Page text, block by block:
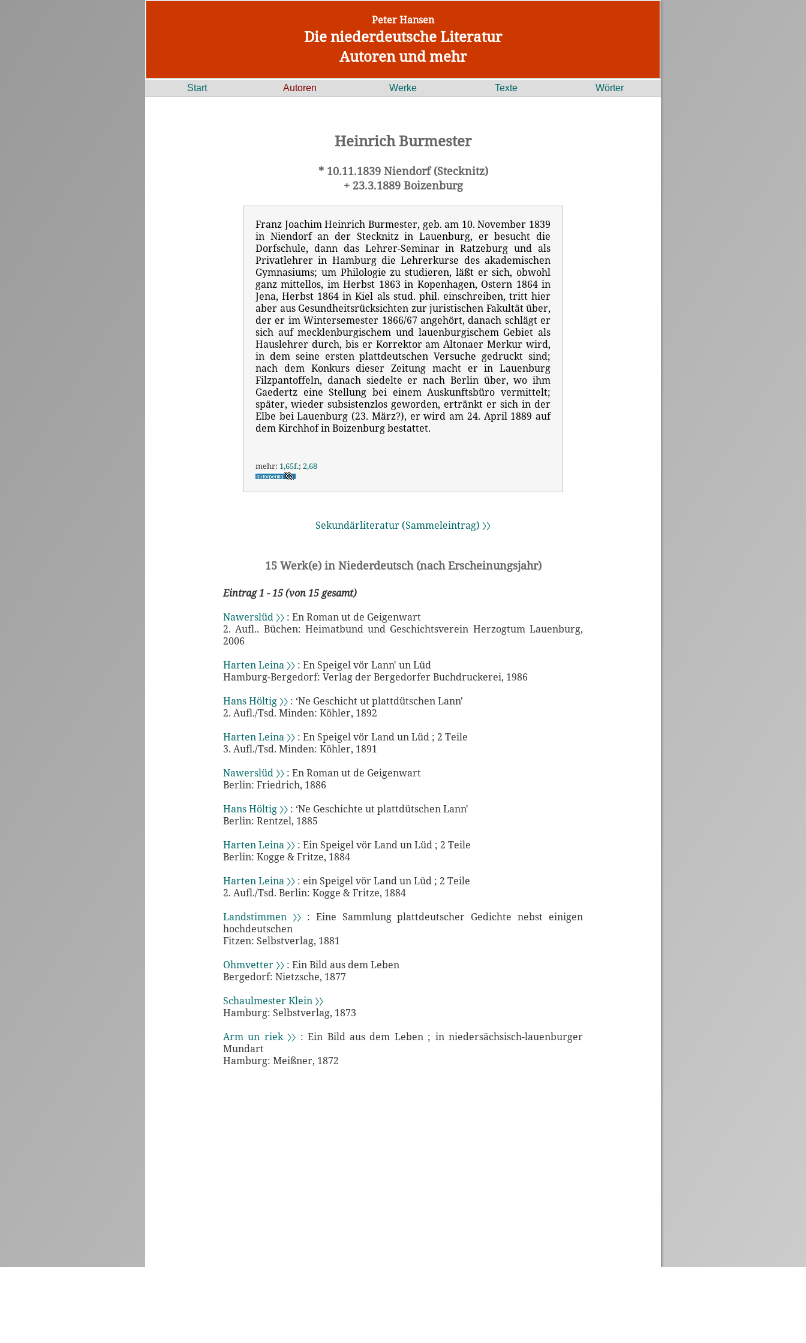
Peter Hansen
Die niederdeutsche Literatur
Autoren und mehr
Start Autoren Werke Texte Wörter
Heinrich Burmester
* 10.11.1839 Niendorf (Stecknitz)
+ 23.3.1889 Boizenburg
Franz Joachim Heinrich Burmester, geb. am 10. November 1839
in Niendorf an der Stecknitz in Lauenburg, er besucht die
Dorfschule, dann das Lehrer-Seminar in Ratzeburg und als
Privatlehrer in Hamburg die Lehrerkurse des akademischen
Gymnasiums; um Philologie zu studieren, läßt er sich, obwohl
ganz mittellos, im Herbst 1863 in Kopenhagen, Ostern 1864 in
Jena, Herbst 1864 in Kiel als stud. phil. einschreiben, tritt hier
aber aus Gesundheitsrücksichten zur juristischen Fakultät über,
der er im Wintersemester 1866/67 angehört, danach schlägt er
sich auf mecklenburgischem und lauenburgischem Gebiet als
Hauslehrer durch, bis er Korrektor am Altonaer Merkur wird,
in dem seine ersten plattdeutschen Versuche gedruckt sind;
nach dem Konkurs dieser Zeitung macht er in Lauenburg
Filzpantoffeln, danach siedelte er nach Berlin über, wo ihm
Gaedertz eine Stellung bei einem Auskunftsbüro vermittelt;
später, wieder subsistenzlos geworden, ertränkt er sich in der
Elbe bei Lauenburg (23. März?), er wird am 24. April 1889 auf
dem Kirchhof in Boizenburg bestattet.
mehr: 1,65f.; 2,68
Sekundärliteratur (Sammeleintrag) 〉〉
15 Werk(e) in Niederdeutsch (nach Erscheinungsjahr)
Eintrag 1 - 15 (von 15 gesamt)
Nawerslüd 〉〉 : En Roman ut de Geigenwart
2. Aufl.. Büchen: Heimatbund und Geschichtsverein Herzogtum Lauenburg,
2006
Harten Leina 〉〉 : En Speigel vör Lann' un Lüd
Hamburg-Bergedorf: Verlag der Bergedorfer Buchdruckerei, 1986
Hans Höltig 〉〉 : ‘Ne Geschicht ut plattdütschen Lann'
2. Aufl./Tsd. Minden: Köhler, 1892
Harten Leina 〉〉 : En Speigel vör Land un Lüd ; 2 Teile
3. Aufl./Tsd. Minden: Köhler, 1891
Nawerslüd 〉〉 : En Roman ut de Geigenwart
Berlin: Friedrich, 1886
Hans Höltig 〉〉 : ‘Ne Geschichte ut plattdütschen Lann'
Berlin: Rentzel, 1885
Harten Leina 〉〉 : Ein Speigel vör Land un Lüd ; 2 Teile
Berlin: Kogge & Fritze, 1884
Harten Leina 〉〉 : ein Speigel vör Land un Lüd ; 2 Teile
2. Aufl./Tsd. Berlin: Kogge & Fritze, 1884
Landstimmen 〉〉: Eine Sammlung plattdeutscher Gedichte nebst einigen
hochdeutschen
Fitzen: Selbstverlag, 1881
Ohmvetter 〉〉 : Ein Bild aus dem Leben
Bergedorf: Nietzsche, 1877
Schaulmester Klein 〉〉
Hamburg: Selbstverlag, 1873
Arm un riek 〉〉 : Ein Bild aus dem Leben ; in niedersächsisch-lauenburger
Mundart
Hamburg: Meißner, 1872